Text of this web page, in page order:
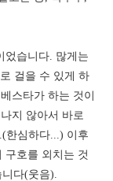
었습니다. 많게는
걸을 수 있게 하
스타가 하는 것이
지 않아서 바로
한심하다...) 이후
구호를 외치는 것
다(웃음).